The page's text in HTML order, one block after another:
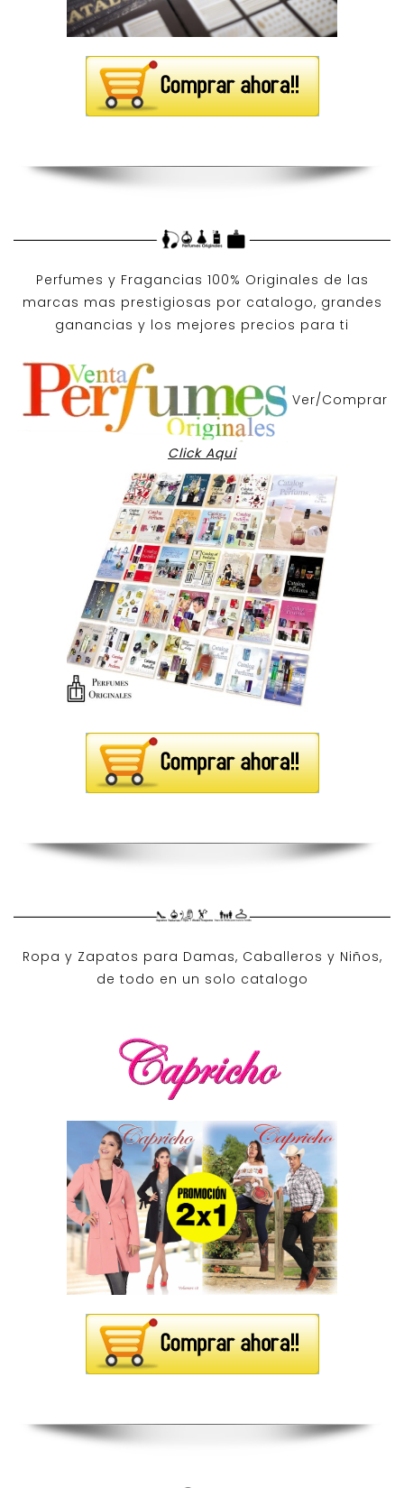
Perfumes y Fragancias 100% Originales de las
marcas mas prestigiosas por catalogo, grandes
ganancias y los mejores precios para ti
Ver/Comprar
Click Aqui
Ropa y Zapatos para Damas, Caballeros y Niños,
de todo en un solo catalogo